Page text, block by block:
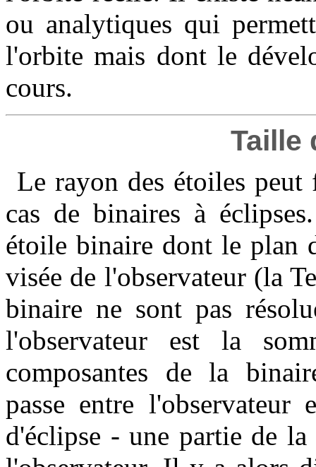
ou analytiques qui
l'orbite mais dont le
cours.
Taille
Le rayon des étoiles peut
cas de binaires à
étoile binaire dont le plan
visée de l'observateur (la
binaire ne sont pas
l'observateur est la
composantes de la
passe entre
d'éclipse - une partie de